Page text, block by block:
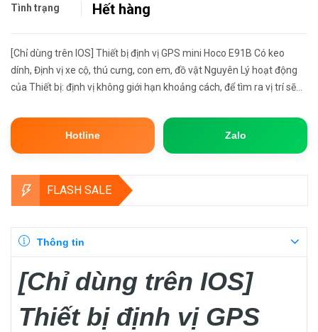
Tình trạng Hết hàng
[Chỉ dùng trên IOS] Thiết bị định vị GPS mini Hoco E91B Có keo
dính, Định vị xe cộ, thú cưng, con em, đồ vật Nguyên Lý hoạt động
của Thiết bị: định vị không giới hạn khoảng cách, để tìm ra vị trí sẽ
Hotline Zalo
FLASH SALE
Thông tin
[Chỉ dùng trên IOS]
Thiết bị định vị GPS